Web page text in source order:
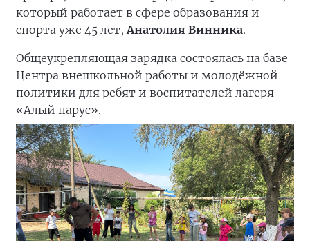
который работает в сфере образования и
спорта уже 45 лет, Анатолия Винника.
Общеукрепляющая зарядка состоялась на базе
Центра внешкольной работы и молодёжной
политики для ребят и воспитателей лагеря
«Алый парус».